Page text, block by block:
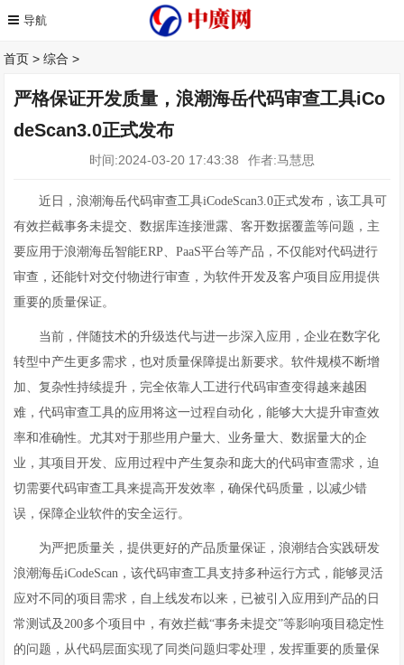
首页 >综合 >
严格保证开发质量，浪潮海岳代码审查工具iCo
deScan3.0正式发布
时间:2024-03-20 17:43:38 作者:马慧思
近日，浪潮海岳代码审查工具iCodeScan3.0正式发布，该工具可
有效拦截事务未提交、数据库连接泄露、客开数据覆盖等问题，主
要应用于浪潮海岳智能ERP、PaaS平台等产品，不仅能对代码进行
审查，还能针对交付物进行审查，为软件开发及客户项目应用提供
重要的质量保证。
当前，伴随技术的升级迭代与进一步深入应用，企业在数字化
转型中产生更多需求，也对质量保障提出新要求。软件规模不断增
加、复杂性持续提升，完全依靠人工进行代码审查变得越来越困
难，代码审查工具的应用将这一过程自动化，能够大大提升审查效
率和准确性。尤其对于那些用户量大、业务量大、数据量大的企
业，其项目开发、应用过程中产生复杂和庞大的代码审查需求，迫
切需要代码审查工具来提高开发效率，确保代码质量，以减少错
误，保障企业软件的安全运行。
为严把质量关，提供更好的产品质量保证，浪潮结合实践研发
浪潮海岳iCodeScan，该代码审查工具支持多种运行方式，能够灵活
应对不同的项目需求，自上线发布以来，已被引入应用到产品的日
常测试及200多个项目中，有效拦截“事务未提交”等影响项目稳定性
的问题，从代码层面实现了同类问题归零处理，发挥重要的质量保